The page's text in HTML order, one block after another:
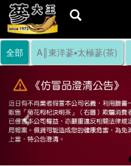
Previous
全部 A║東洋蔘▪太極蔘(茶)